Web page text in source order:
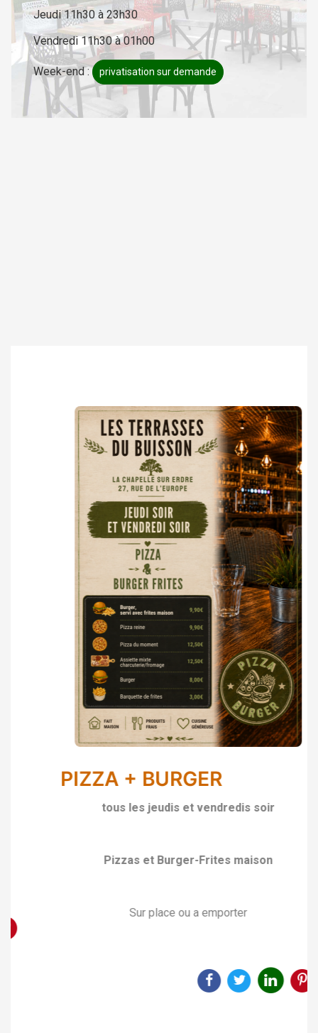
Jeudi 11h30 à 23h30
Vendredi 11h30 à 01h00
Week-end : privatisation sur demande
PIZZA + BURGER
tous les jeudis et vendredis soir
Pizzas et Burger-Frites maison
Sur place ou a emporter